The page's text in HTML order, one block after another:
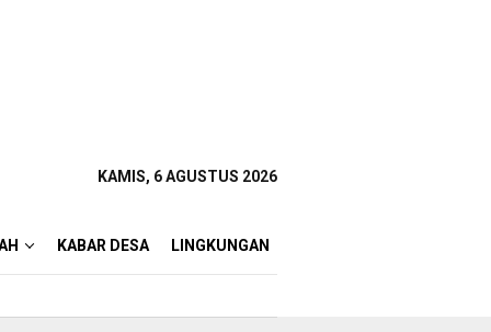
KAMIS, 6 AGUSTUS 2026
KABAR DESA LINGKUNGAN